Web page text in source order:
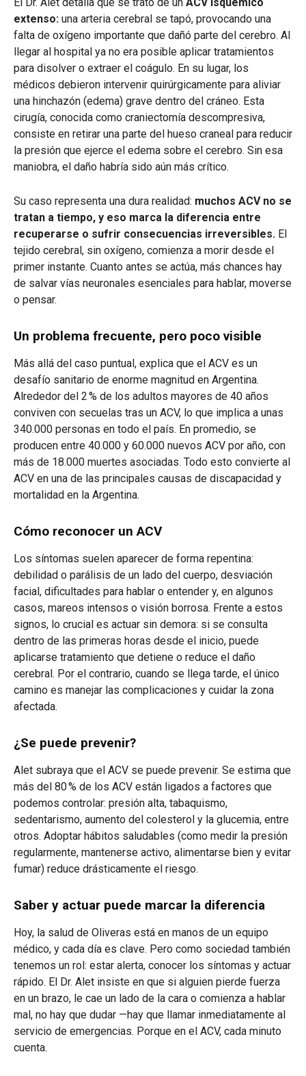
extenso: una arteria cerebral se tapó, provocando una
falta de oxígeno importante que dañó parte del cerebro. Al
llegar al hospital ya no era posible aplicar tratamientos
para disolver o extraer el coágulo. En su lugar, los
médicos debieron intervenir quirúrgicamente para aliviar
una hinchazón (edema) grave dentro del cráneo. Esta
cirugía, conocida como craniectomía descompresiva,
consiste en retirar una parte del hueso craneal para reducir
la presión que ejerce el edema sobre el cerebro. Sin esa
maniobra, el daño habría sido aún más crítico.
Su caso representa una dura realidad: muchos ACV no se
tratan a tiempo, y eso marca la diferencia entre
recuperarse o sufrir consecuencias irreversibles. El
tejido cerebral, sin oxígeno, comienza a morir desde el
primer instante. Cuanto antes se actúa, más chances hay
de salvar vías neuronales esenciales para hablar, moverse
o pensar.
Un problema frecuente, pero poco visible
Más allá del caso puntual, explica que el ACV es un
desafío sanitario de enorme magnitud en Argentina.
Alrededor del 2 % de los adultos mayores de 40 años
conviven con secuelas tras un ACV, lo que implica a unas
340.000 personas en todo el país. En promedio, se
producen entre 40.000 y 60.000 nuevos ACV por año, con
más de 18.000 muertes asociadas. Todo esto convierte al
ACV en una de las principales causas de discapacidad y
mortalidad en la Argentina.
Cómo reconocer un ACV
Los síntomas suelen aparecer de forma repentina:
debilidad o parálisis de un lado del cuerpo, desviación
facial, dificultades para hablar o entender y, en algunos
casos, mareos intensos o visión borrosa. Frente a estos
signos, lo crucial es actuar sin demora: si se consulta
dentro de las primeras horas desde el inicio, puede
aplicarse tratamiento que detiene o reduce el daño
cerebral. Por el contrario, cuando se llega tarde, el único
camino es manejar las complicaciones y cuidar la zona
afectada.
¿Se puede prevenir?
Alet subraya que el ACV se puede prevenir. Se estima que
más del 80 % de los ACV están ligados a factores que
podemos controlar: presión alta, tabaquismo,
sedentarismo, aumento del colesterol y la glucemia, entre
otros. Adoptar hábitos saludables (como medir la presión
regularmente, mantenerse activo, alimentarse bien y evitar
fumar) reduce drásticamente el riesgo.
Saber y actuar puede marcar la diferencia
Hoy, la salud de Oliveras está en manos de un equipo
médico, y cada día es clave. Pero como sociedad también
tenemos un rol: estar alerta, conocer los síntomas y actuar
rápido. El Dr. Alet insiste en que si alguien pierde fuerza
en un brazo, le cae un lado de la cara o comienza a hablar
mal, no hay que dudar —hay que llamar inmediatamente al
servicio de emergencias. Porque en el ACV, cada minuto
cuenta.